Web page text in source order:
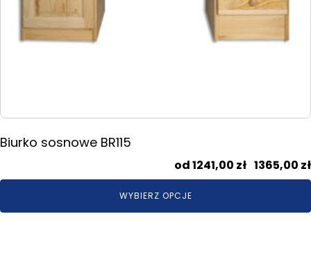
Biurko sosnowe BR115
1241,00 zł 1365,00 zł
WYBIERZ OPCJE